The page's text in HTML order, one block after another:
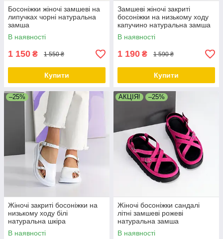
Босоніжки жіночі замшеві на
липучках чорні натуральна
замша
В наявності
1 150 ₴ 1 550 ₴
Купити
Замшеві жіночі закриті
босоніжки на низькому ходу
капучино натуральна замша
В наявності
1 190 ₴ 1 590 ₴
Купити
–25%
Жіночі закриті босоніжки на
низькому ходу білі
натуральна шкіра
В наявності
АКЦІЯ! –25%
Жіночі босоніжки сандалі
літні замшеві рожеві
натуральна замша
В наявності